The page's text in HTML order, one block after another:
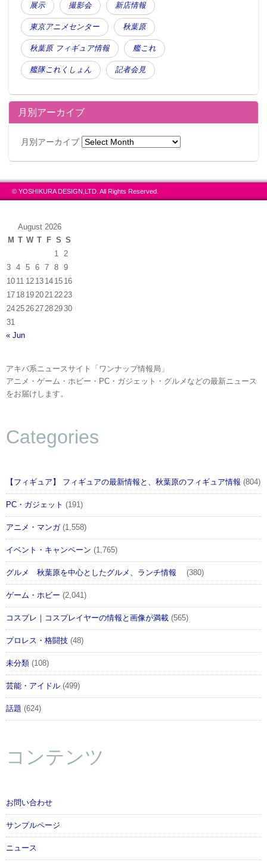
展示 撮影会 新店情報
東京アニメセンター 秋葉原
秋葉原 フィギュア情報 艦これ
艦隊これくしょん 記者会見
月別アーカイブ
月別アーカイブ
© YOSHIKURA DESIGN,LTD. All Rights Reserved.
August 2026
M T W T F S S
1
2
3
4 5 6 7 8
9
10 11 12 13 14 15 16
17 18 1920212223
24252627282930
31
« Jun
アキバ系ニュースサイト「ワンナップ情報局」
アニメ・ゲーム・ホビー・PC・ガジェット・グルメなどの最新ニュース
をお届けします。
Categories
【フィギュア】 フィギュアの最新情報と、秋葉原のフィギュア情報 (804)
PC・ガジェット (191)
アニメ・マンガ(1,558)
イベント・キャンペーン (1,765)
グルメ 秋葉原を中心としたグルメ、ランチ情報 (380)
ゲーム・ホビー (2,041)
コスプレ｜コスプレイヤーの情報と画像が満載 (565)
プロレス・格闘技 (48)
未分類 (108)
芸能・アイドル (499)
話題 (624)
コンテンツ
お問い合わせ
サンプルページ
ニュース